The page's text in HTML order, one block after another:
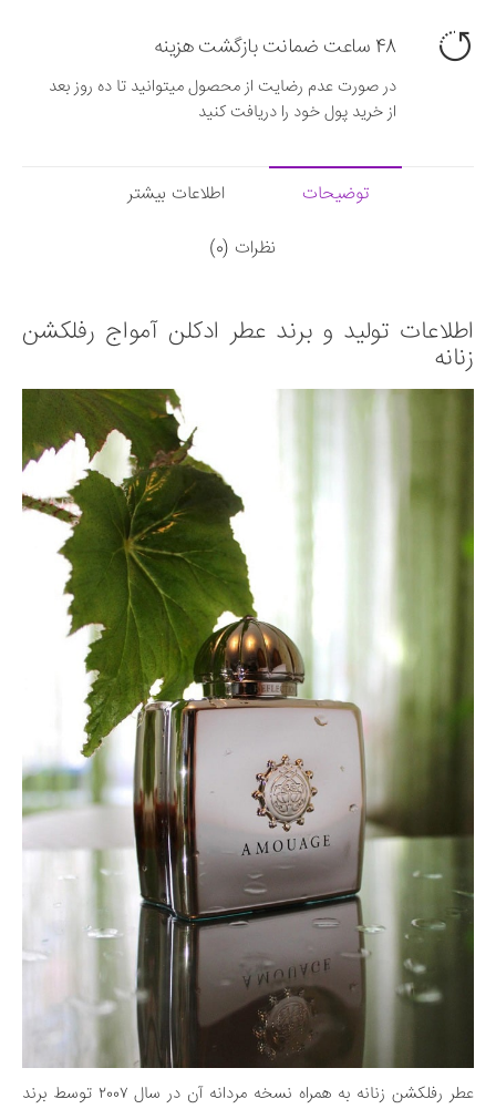
48 ساعت ضمانت بازگشت هزینه
در صورت عدم رضایت از محصول میتوانید تا ده روز بعد
از خرید پول خود را دریافت کنید
توضیحات
اطلاعات بیشتر
نظرات (0)
اطلاعات تولید و برند عطر ادکلن آمواج رفلکشن
زنانه
عطر رفلکشن زنانه به همراه نسخه مردانه آن در سال ۲۰۰۷ توسط برند